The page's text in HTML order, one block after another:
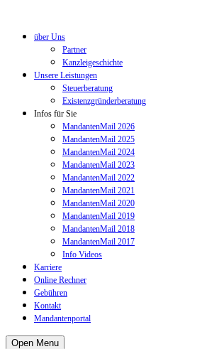
über Uns
Partner
Kanzleigeschichte
Unsere Leistungen
Steuerberatung
Existenzgründerberatung
Infos für Sie
MandantenMail 2026
MandantenMail 2025
MandantenMail 2024
MandantenMail 2023
MandantenMail 2022
MandantenMail 2021
MandantenMail 2020
MandantenMail 2019
MandantenMail 2018
MandantenMail 2017
Info Videos
Karriere
Online Rechner
Gebühren
Kontakt
Mandantenportal
Open Menu